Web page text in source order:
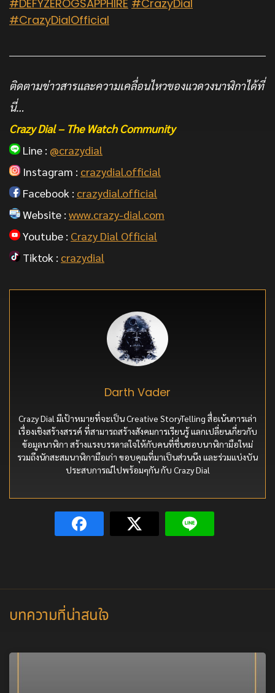
#DEFYZEROGSAPPHIRE #CrazyDial
#CrazyDialOfficial
ติดตามข่าวสารและความเคลื่อนไหวของแวดวงนาฬิกาได้ที่
นี่…
Crazy Dial – The Watch Community
Line : @crazydial
Instagram : crazydial.official
Facebook : crazydial.official
Website : www.crazy-dial.com
Youtube : Crazy Dial Official
Tiktok : crazydial
Darth Vader
Crazy Dial มีเป้าหมายที่จะเป็น Creative StoryTelling สื่อเน้นการเล่า
เรื่องเชิงสร้างสรรค์ ที่สามารถสร้างสังคมการเรียนรู้ แลกเปลี่ยนเกี่ยวกับ
ข้อมูลนาฬิกา สร้างแรงบรรดาลใจให้กับคนที่ชื่นชอบนาฬิกามือใหม่
รวมถึงนักสะสมนาฬิกามือเก่า ขอบคุณที่มาเป็นส่วนนึง และร่วมแบ่งบัน
ประสบการณ์ไปพร้อมๆกัน กับ Crazy Dial
บทความที่น่าสนใจ